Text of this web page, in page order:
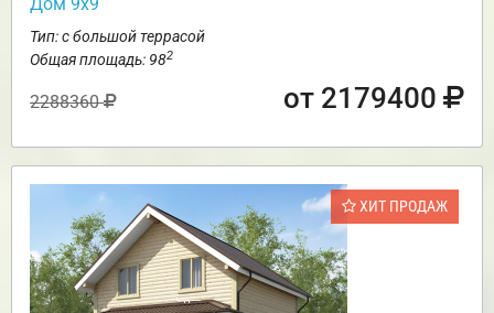
Тип: с большой террасой
Общая площадь: 982
2288360 от 2179400
ХИТ ПРОДАЖ